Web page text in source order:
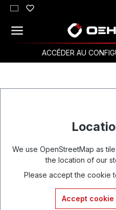
Passer au contenu principal
ACCÉDER AU
We use OpenStreetMap as
the location of our
Please accept the cookie
Accept cookie